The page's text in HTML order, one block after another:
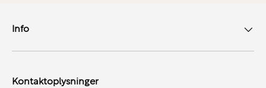
Info
Kontaktoplysninger